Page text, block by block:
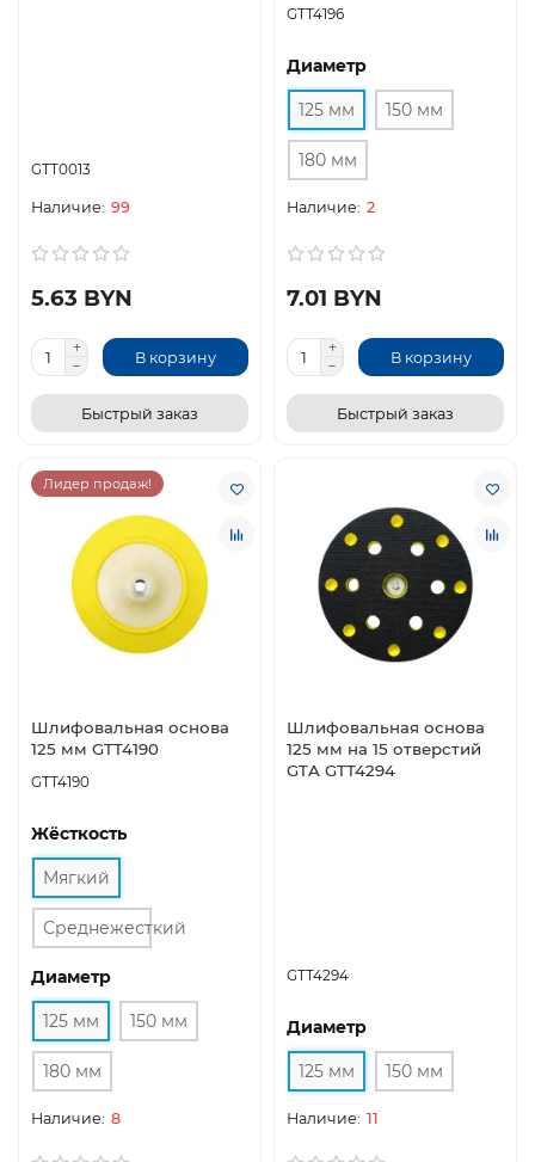
GTT0013
99
5.63 BYN
В корзину
Быстрый заказ
GTT4196
Диаметр
125 мм 150 мм
180 мм
2
7.01 BYN
В корзину
Быстрый заказ
Лидер продаж!
Шлифовальная основа
125 мм GTT4190
GTT4190
Жёсткость
Мягкий
Среднежесткий
Диаметр
125 мм 150 мм
180 мм
8
Шлифовальная основа
125 мм на 15 отверстий
GTA GTT4294
GTT4294
Диаметр
125 мм 150 мм
11